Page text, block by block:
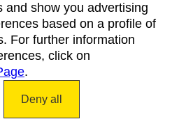
NOTICE
POLICY
POLICY
and show you advertising
based on a profile of
For further information
click on
.
Deny all